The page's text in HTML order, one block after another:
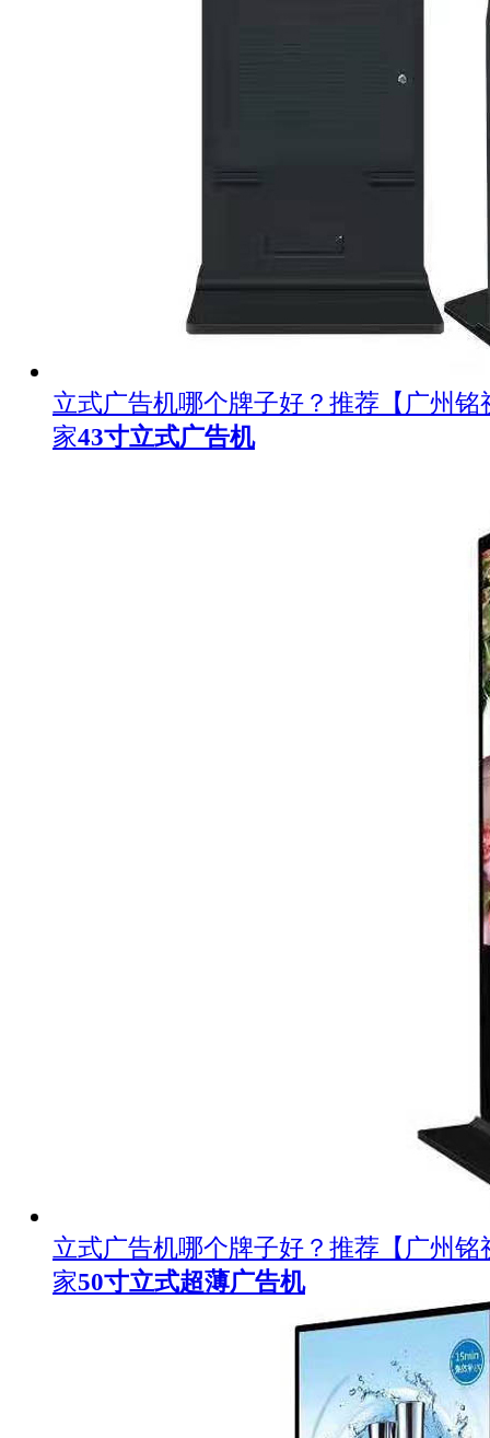
立式广告机哪个牌子好？推荐【广州铭
家43寸立式广告机
立式广告机哪个牌子好？推荐【广州铭
家50寸立式超薄广告机